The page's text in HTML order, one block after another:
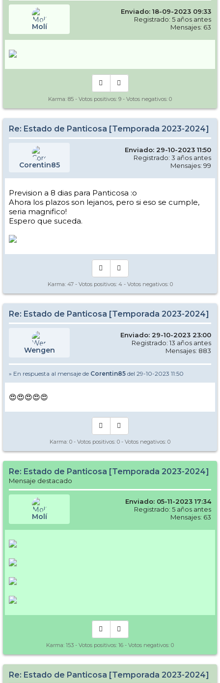
Molí
Enviado: 18-09-2023 09:33
Registrado: 5 años antes
Mensajes: 63
Karma: 85 - Votos positivos: 9 - Votos negativos: 0
Re: Estado de Panticosa [Temporada 2023-2024]
Corentin85
Enviado: 29-10-2023 11:50
Registrado: 3 años antes
Mensajes: 99
Prevision a 8 dias para Panticosa :o
Ahora los plazos son lejanos, pero si eso se cumple,
seria magnifico!
Espero que suceda.
Karma: 47- Votos positivos: 4- Votos negativos: 0
Re: Estado de Panticosa [Temporada 2023-2024]
Wengen
Enviado: 29-10-2023 23:00
Registrado: 13 años antes
Mensajes: 883
» En respuesta al mensaje de Corentin85 del 29-10-2023 11:50
😍😍😍😍😍
Karma: 0 - Votos positivos: 0 - Votos negativos: 0
Re: Estado de Panticosa [Temporada 2023-2024]
Mensaje destacado
Molí
Enviado: 05-11-2023 17:34
Registrado: 5 años antes
Mensajes: 63
Karma: 153 - Votos positivos: 16 - Votos negativos: 0
Re: Estado de Panticosa [Temporada 2023-2024]